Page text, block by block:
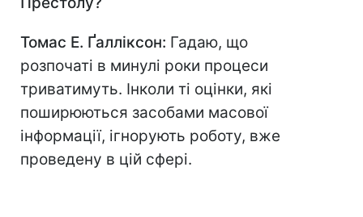
Томас Е. Ґалліксон: Гадаю, що
розпочаті в минулі роки процеси
триватимуть. Інколи ті оцінки, які
поширюються засобами масової
інформації, ігнорують роботу, вже
проведену в цій сфері.